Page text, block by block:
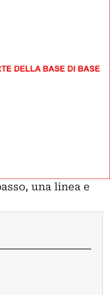
una linea e